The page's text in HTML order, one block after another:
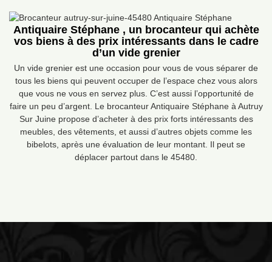
Antiquaire Stéphane , un brocanteur qui achète
vos biens à des prix intéressants dans le cadre
d’un vide grenier
Un vide grenier est une occasion pour vous de vous séparer de
tous les biens qui peuvent occuper de l’espace chez vous alors
que vous ne vous en servez plus. C’est aussi l’opportunité de
faire un peu d’argent. Le brocanteur Antiquaire Stéphane à Autruy
Sur Juine propose d’acheter à des prix forts intéressants des
meubles, des vêtements, et aussi d’autres objets comme les
bibelots, après une évaluation de leur montant. Il peut se
déplacer partout dans le 45480.